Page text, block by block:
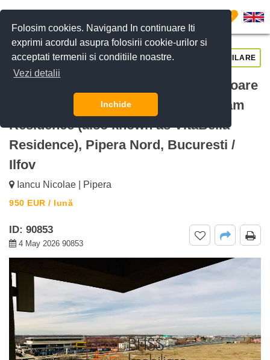
Folosim cookies. Navigand In continuare Iti
exprimi acordul asupra folosirii cookie-urilor si
acceptati termenii si conditiile noastre.
Vezi detalii
Inchide
0
De inchiriat Apartament cu 2 dormitoare
și parcare Vita Bella Pipera My Dream
Residence (also known as VitaBella
Residence), Pipera Nord, Bucuresti /
Ilfov
Iancu Nicolae | Pipera
950 EUR / lună
ID: 90853
4 May 2026 90853
CERE DETALII SUNĂ-NE SIMILARE